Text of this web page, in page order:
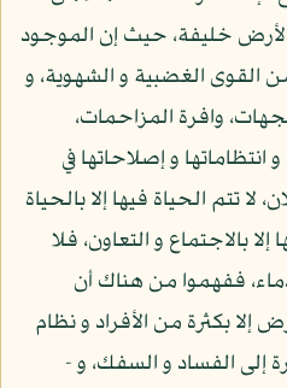
خليفة، حيث إن الموجود
القوى الغضبية و الشهوية، و
وافرة المزاحمات،
و إصلاحاتها في
تتم الحياة فيها إلا بالحياة
بالاجتماع و التعاون، فلا
ففهموا من هناك أن
إلا بكثرة من الأفراد و نظام
إلى الفساد و السفك، و -